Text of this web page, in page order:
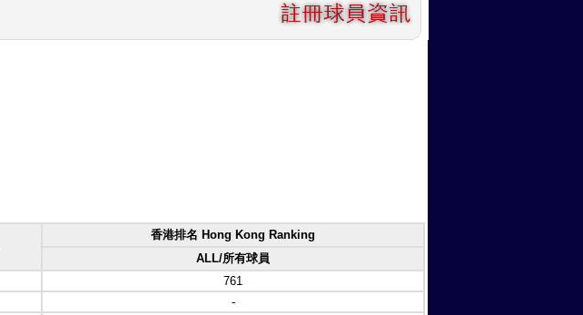
香港排名 Hong Kong Ranking
ALL/所有球員
761
-